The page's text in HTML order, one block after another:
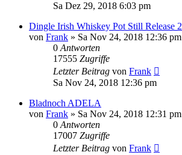
Sa Dez 29, 2018 6:03 pm
Dingle Irish Whiskey Pot Still Release 2
von Frank » Sa Nov 24, 2018 12:36 pm
0 Antworten
17555 Zugriffe
Letzter Beitrag von Frank
Sa Nov 24, 2018 12:36 pm
Bladnoch ADELA
von Frank » Sa Nov 24, 2018 12:31 pm
0 Antworten
17007 Zugriffe
Letzter Beitrag von Frank